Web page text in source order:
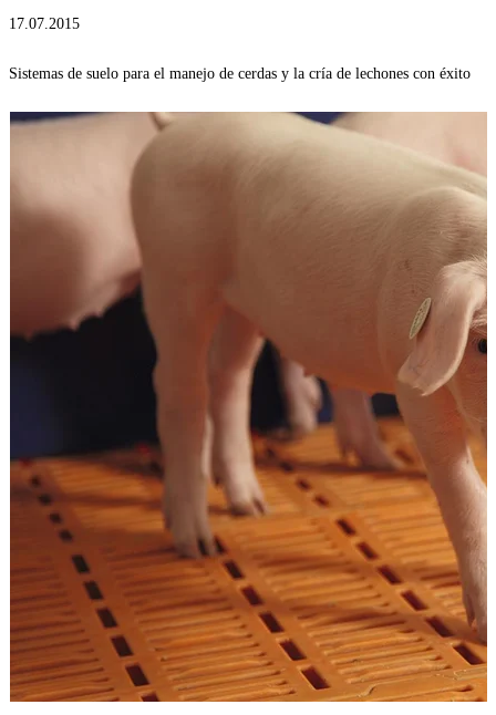
17.07.2015
Sistemas de suelo para el manejo de cerdas y la cría de lechones con éxito